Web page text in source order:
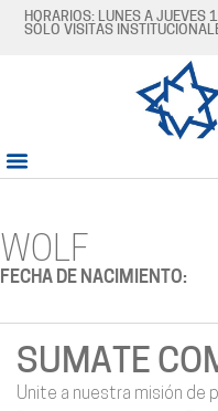
HORARIOS: LUNES A
SÓLO VISITAS
WOLF
FECHA DE NACIMIENTO:
SUMATE
Unite a nuestra misión de